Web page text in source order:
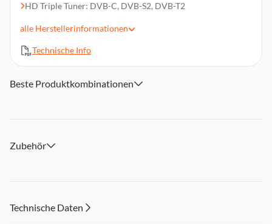
HD Triple Tuner: DVB-C, DVB-S2, DVB-T2
Vesa-Norm: 300 x 200 mm
3x HDMI 2.1, 1x USB 3.0, Cl+-Modu (1.4), WLAN
Abmessungen (BxHxT): ca. 122,6 x 75 x 25,5 cm mit Fuß
alle Herstellerinformationen
Technische Info
Beste Produktkombinationen
Zubehör
Technische Daten